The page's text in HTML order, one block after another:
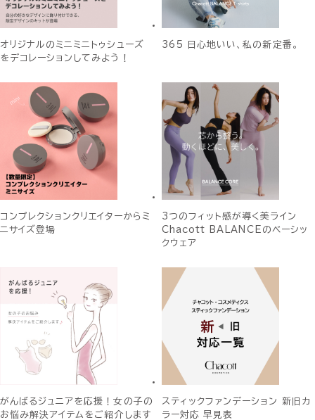
オリジナルのミニミニトゥシューズ
をデコレーションしてみよう！
365 日心地いい、私の新定番。
コンプレクションクリエイターからミ
ニサイズ登場
3つのフィット感が導く美ライン
Chacott BALANCEのベーシッ
クウェア
がんばるジュニアを応援！女の子の
お悩み解決アイテムをご紹介します
スティックファンデーション 新旧カ
ラー対応 早見表